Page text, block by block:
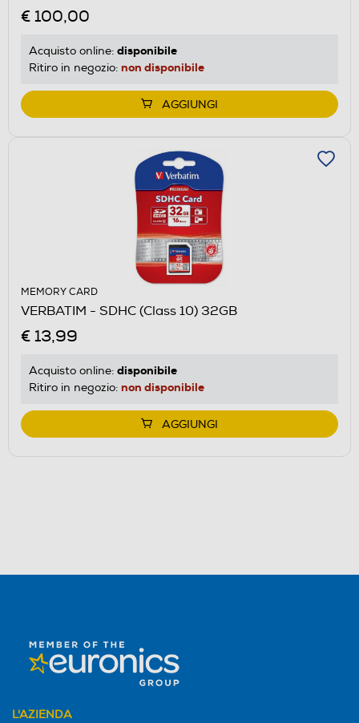
€ 100,00
Acquisto online: disponibile
Ritiro in negozio: non disponibile
AGGIUNGI
MEMORY CARD
VERBATIM - SDHC (Class 10) 32GB
€ 13,99
Acquisto online: disponibile
Ritiro in negozio: non disponibile
AGGIUNGI
L'AZIENDA